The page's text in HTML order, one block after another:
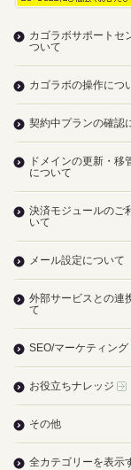
カゴラボサポートセ
ついて
カゴラボの操作につ
契約中プランの確認
ドメインの更新・移
について
決済モジュールのご
いて
メール設定について
外部サービスとの連
て
SEO/マーケティング
お役立ちナレッジ
その他
全カテゴリーを表示